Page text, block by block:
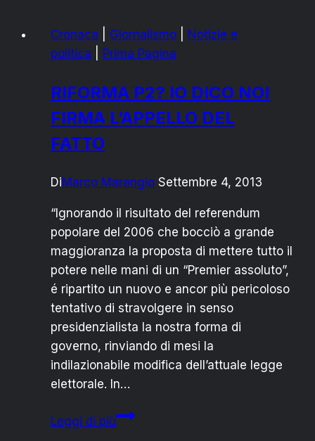
CON
“ANESTESIA
Cronaca Giornalismo
Notizie e
politica
Prima Pagina
RIFORMA P2? IO DICO NO!
FIRMA L’APPELLO DEL
FATTO
DiMarco Marangio Settembre 4, 2013
“Ignorando il risultato del referendum
popolare del 2006 che bocciò a grande
maggioranza la proposta di mettere tutto il
potere nelle mani di un “Premier assoluto”,
é ripartito un nuovo e ancor più pericoloso
tentativo di stravolgere in senso
presidenzialista la nostra forma di
governo, rinviando di mesi la
indilazionabile modifica dell’attuale legge
elettorale. In…
Leggi di piùRIFORMA